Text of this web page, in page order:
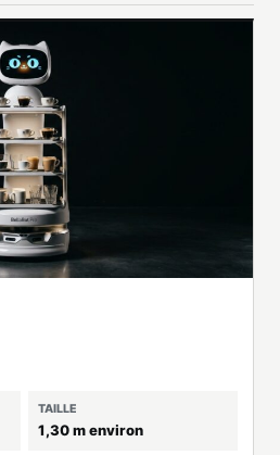
TAILLE
1,30 m environ